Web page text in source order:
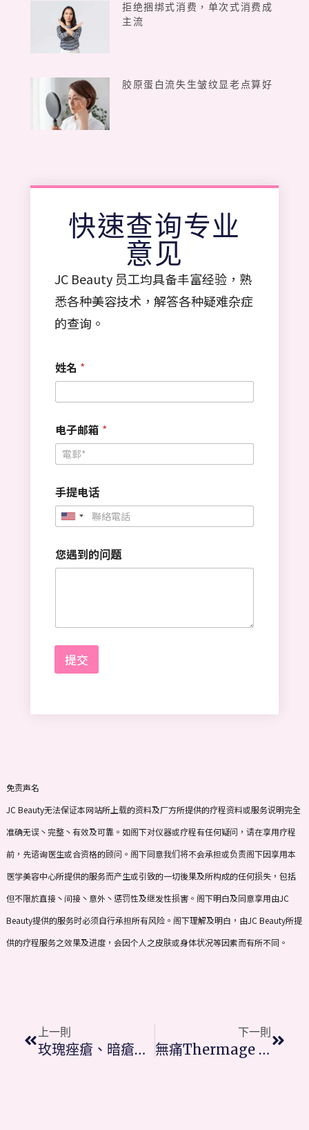
拒绝捆绑式消费，单次式消费成
主流
胶原蛋白流失生皱纹显老点算好
快速查询专业
意见
JC Beauty 员工均具备丰富经验，熟
悉各种美容技术，解答各种疑难杂症
的查询。
姓名 *
电子邮箱 *
手提电话
U
i
t
S
t
a
t
s
您遇到的问题
提交
免责声名
JC Beauty无法保证本网站所上载的资料及厂方所提供的疗程资料或服务说明完全
准确无误丶完整丶有效及可靠。如阁下对仪器或疗程有任何疑问，请在享用疗程
前，先谘询医生或合资格的顾问。阁下同意我们将不会承担或负责阁下因享用本
医学美容中心所提供的服务而产生或引致的一切後果及所构成的任何损失，包括
但不限於直接丶间接丶意外丶惩罚性及继发性损害。阁下明白及同意享用由JC
Beauty提供的服务时必须自行承担所有风险。阁下理解及明白，由JC Beauty所提
供的疗程服务之效果及进度，会因个人之皮肤或身体状况等因素而有所不同。
上一則
玫瑰痤瘡、暗瘡泛紅及敏感肌 美國M22│一機解決多個皮膚問題
下一則
無痛Thermage FLX、膠原蛋白緊膚抗皺紋療程親身推薦